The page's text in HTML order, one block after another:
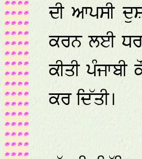
ਦੀ ਆਪਸੀ
ਕਰਨ ਲਈ
ਕੀਤੀ
ਕਰ ਦਿੱਤੀ।